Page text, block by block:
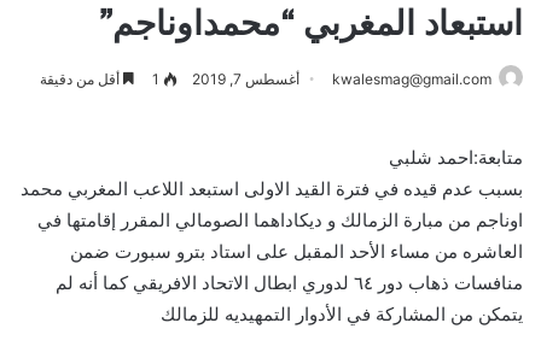
استبعاد المغربي “محمداوناجم”
kwalesmag@gmail.com أغسطس 7, 2019 1 أقل من دقيقة
متابعة:احمد شلبي
بسبب عدم قيده في فترة القيد الاولى استبعد اللاعب المغربي محمد
اوناجم من مبارة الزمالك و ديكاداهما الصومالي المقرر إقامتها في
العاشره من مساء الأحد المقبل على استاد بترو سبورت ضمن
منافسات ذهاب دور ٦٤ لدوري ابطال الاتحاد الافريقي كما أنه لم
يتمكن من المشاركة في الأدوار التمهيديه للزمالك